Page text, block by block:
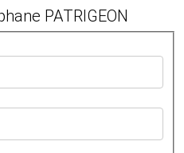
PATRIGEON